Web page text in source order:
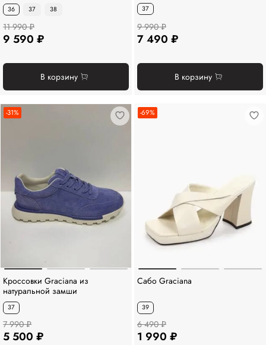
36 37 38
11 990 ₽
9 590 ₽
В корзину
37
9 990 ₽
7 490 ₽
В корзину
-31%
Кроссовки Graciana из
натуральной замши
37
7 990 ₽
5 500 ₽
-69%
Сабо Graciana
39
6 490 ₽
1 990 ₽